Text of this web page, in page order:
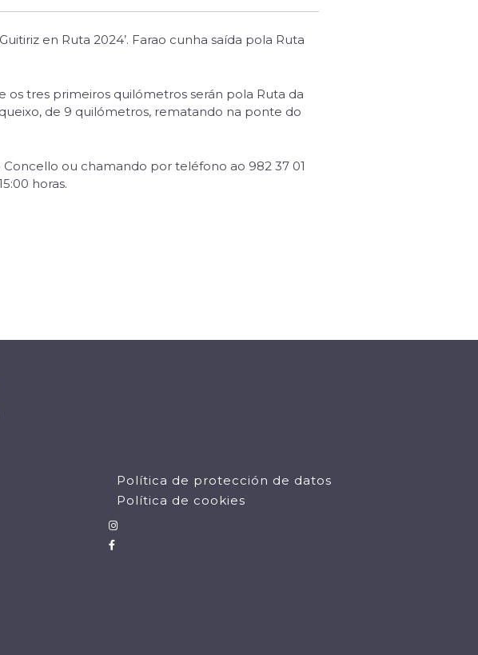
en Ruta 2024’. Farao cunha saída pola Ruta
os tres primeiros quilómetros serán pola Ruta da
de 9 quilómetros, rematando na ponte do
ou chamando por teléfono ao 982 37 01
horas.
Política de protección de datos
Política de cookies